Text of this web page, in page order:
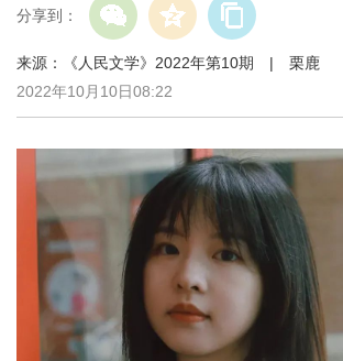
分享到：
来源：《人民文学》2022年第10期 | 栗鹿
2022年10月10日08:22